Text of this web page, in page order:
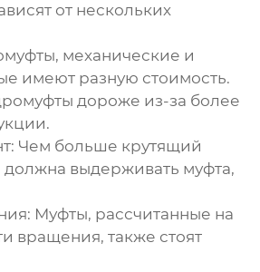
от нескольких
механические и
имеют разную стоимость.
дороже из-за более
Чем больше крутящий
выдерживать муфта,
Муфты, рассчитанные на
вращения, также стоят